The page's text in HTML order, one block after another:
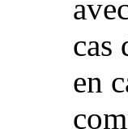
cas
en